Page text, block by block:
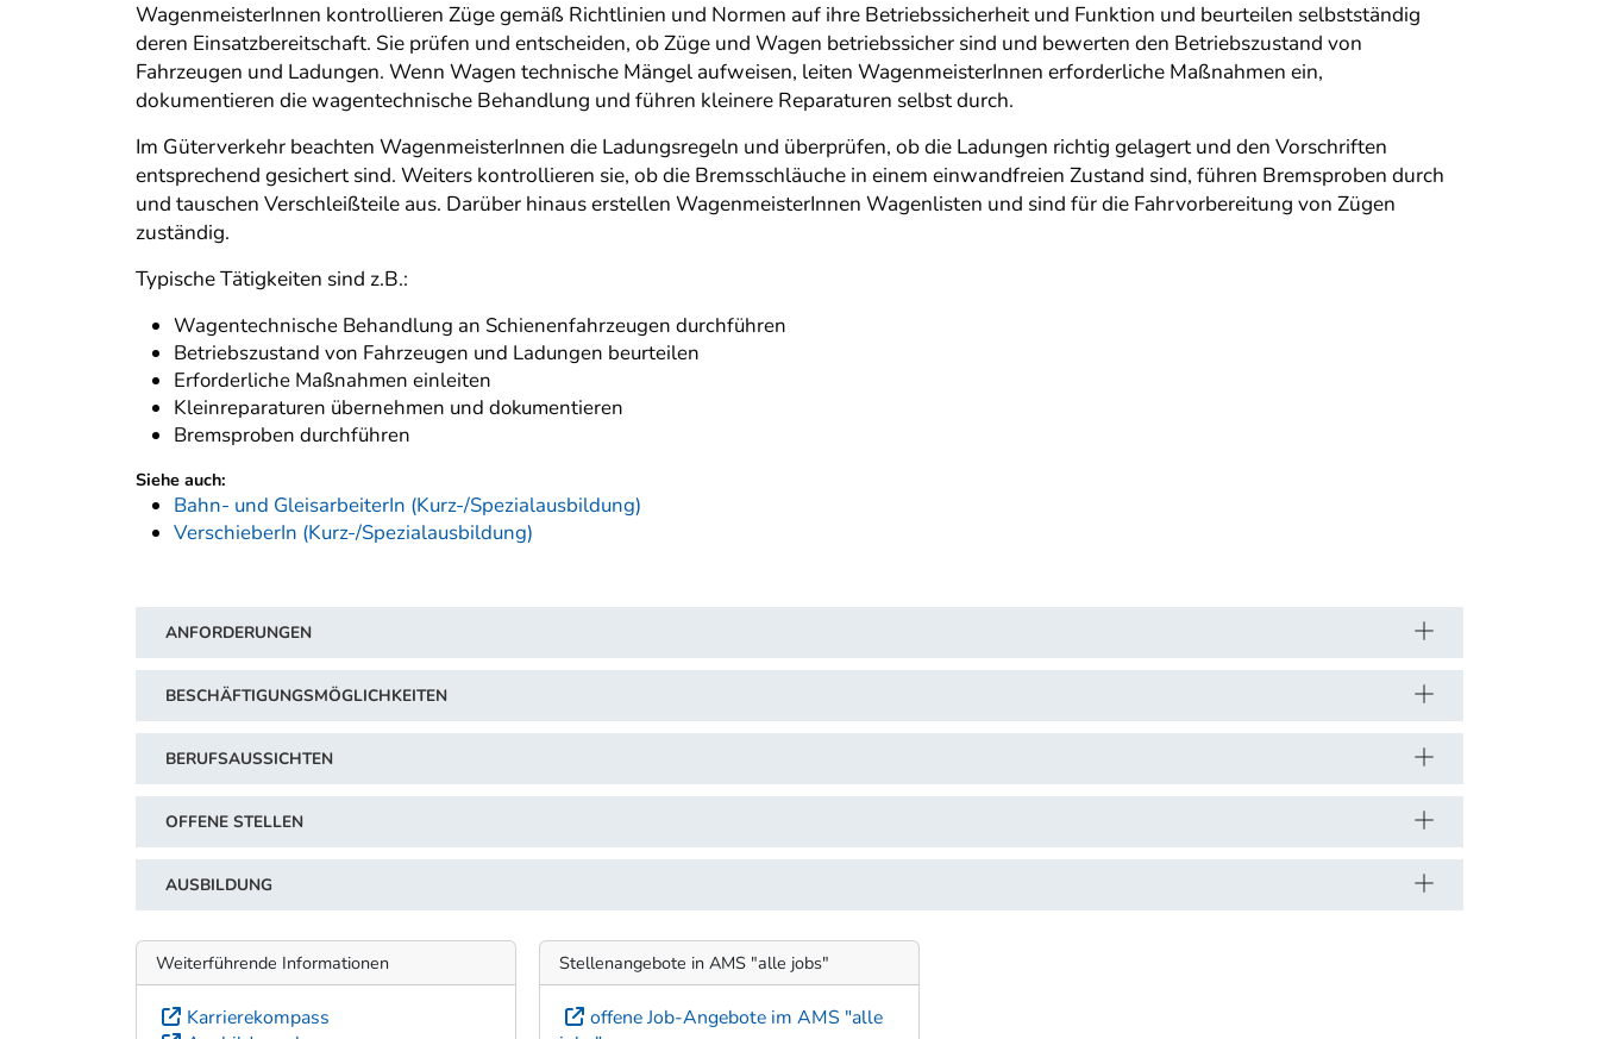
WagenmeisterInnen kontrollieren Züge gemäß Richtlinien und Normen auf ihre Betriebssicherheit und Funktion und beurteilen selbstständig
deren Einsatzbereitschaft. Sie prüfen und entscheiden, ob Züge und Wagen betriebssicher sind und bewerten den Betriebszustand von
Fahrzeugen und Ladungen. Wenn Wagen technische Mängel aufweisen, leiten WagenmeisterInnen erforderliche Maßnahmen ein,
dokumentieren die wagentechnische Behandlung und führen kleinere Reparaturen selbst durch.
Im Güterverkehr beachten WagenmeisterInnen die Ladungsregeln und überprüfen, ob die Ladungen richtig gelagert und den Vorschriften
entsprechend gesichert sind. Weiters kontrollieren sie, ob die Bremsschläuche in einem einwandfreien Zustand sind, führen Bremsproben durch
und tauschen Verschleißteile aus. Darüber hinaus erstellen WagenmeisterInnen Wagenlisten und sind für die Fahrvorbereitung von Zügen
zuständig.
Typische Tätigkeiten sind z.B.:
Wagentechnische Behandlung an Schienenfahrzeugen durchführen
Betriebszustand von Fahrzeugen und Ladungen beurteilen
Erforderliche Maßnahmen einleiten
Kleinreparaturen übernehmen und dokumentieren
Bremsproben durchführen
Siehe auch:
Bahn- und GleisarbeiterIn (Kurz-/Spezialausbildung)
VerschieberIn (Kurz-/Spezialausbildung)
ANFORDERUNGEN
BESCHÄFTIGUNGSMÖGLICHKEITEN
BERUFSAUSSICHTEN
OFFENE STELLEN
AUSBILDUNG
Weiterführende Informationen
Karrierekompass
Stellenangebote in AMS "alle jobs"
offene Job-Angebote im AMS "alle